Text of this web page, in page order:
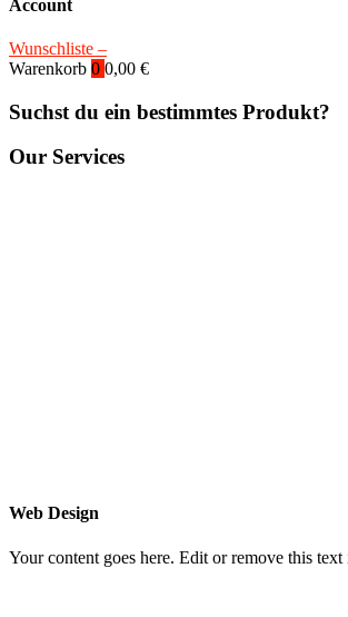
Account
Wunschliste –
Warenkorb 0 0,00 €
Suchst du ein bestimmtes Produkt?
Our Services
Web Design
Your content goes here. Edit or remove this text